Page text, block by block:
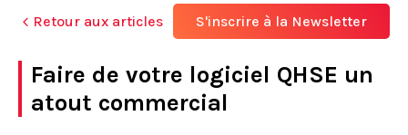
Retour aux articles S'inscrire à la Newsletter
Faire de votre logiciel QHSE un
atout commercial